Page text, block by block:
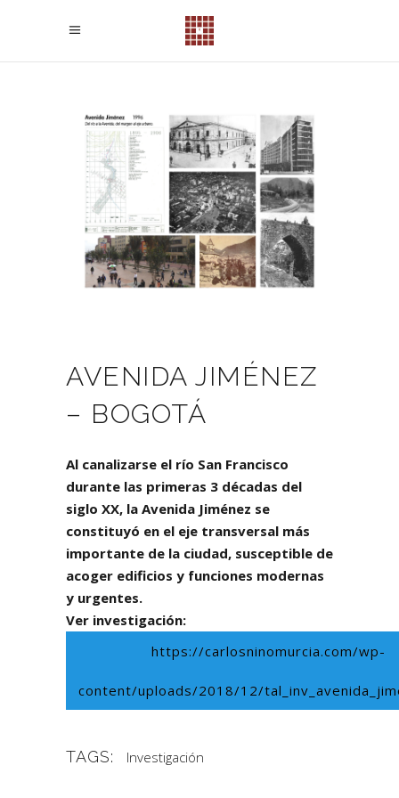
AVENIDA JIMÉNEZ
– BOGOTÁ
Al canalizarse el río San Francisco
durante las primeras 3 décadas del
siglo XX, la Avenida Jiménez se
constituyó en el eje transversal más
importante de la ciudad, susceptible de
acoger edificios y funciones modernas
y urgentes.
Ver investigación:
https://carlosninomurcia.com/wp-
content/uploads/2018/12/
TAGS: Investigación